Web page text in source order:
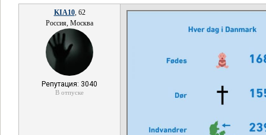
KIA10, 62
Россия, Москва
Репутация: 3040
В отпуске